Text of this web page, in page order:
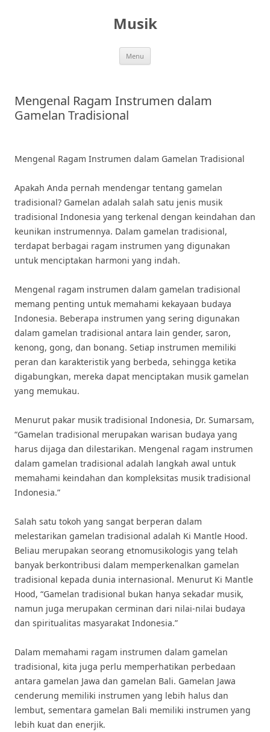
Musik
Menu
Mengenal Ragam Instrumen dalam
Gamelan Tradisional
Mengenal Ragam Instrumen dalam Gamelan Tradisional
Apakah Anda pernah mendengar tentang gamelan
tradisional? Gamelan adalah salah satu jenis musik
tradisional Indonesia yang terkenal dengan keindahan dan
keunikan instrumennya. Dalam gamelan tradisional,
terdapat berbagai ragam instrumen yang digunakan
untuk menciptakan harmoni yang indah.
Mengenal ragam instrumen dalam gamelan tradisional
memang penting untuk memahami kekayaan budaya
Indonesia. Beberapa instrumen yang sering digunakan
dalam gamelan tradisional antara lain gender, saron,
kenong, gong, dan bonang. Setiap instrumen memiliki
peran dan karakteristik yang berbeda, sehingga ketika
digabungkan, mereka dapat menciptakan musik gamelan
yang memukau.
Menurut pakar musik tradisional Indonesia, Dr. Sumarsam,
“Gamelan tradisional merupakan warisan budaya yang
harus dijaga dan dilestarikan. Mengenal ragam instrumen
dalam gamelan tradisional adalah langkah awal untuk
memahami keindahan dan kompleksitas musik tradisional
Indonesia.”
Salah satu tokoh yang sangat berperan dalam
melestarikan gamelan tradisional adalah Ki Mantle Hood.
Beliau merupakan seorang etnomusikologis yang telah
banyak berkontribusi dalam memperkenalkan gamelan
tradisional kepada dunia internasional. Menurut Ki Mantle
Hood, “Gamelan tradisional bukan hanya sekadar musik,
namun juga merupakan cerminan dari nilai-nilai budaya
dan spiritualitas masyarakat Indonesia.”
Dalam memahami ragam instrumen dalam gamelan
tradisional, kita juga perlu memperhatikan perbedaan
antara gamelan Jawa dan gamelan Bali. Gamelan Jawa
cenderung memiliki instrumen yang lebih halus dan
lembut, sementara gamelan Bali memiliki instrumen yang
lebih kuat dan enerjik.